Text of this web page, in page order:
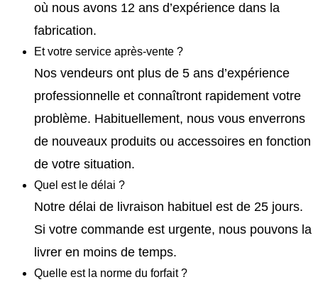
où nous avons 12 ans d’expérience dans la
fabrication.
Et votre service après-vente ?
Nos vendeurs ont plus de 5 ans d’expérience
professionnelle et connaîtront rapidement votre
problème. Habituellement, nous vous enverrons
de nouveaux produits ou accessoires en fonction
de votre situation.
Quel est le délai ?
Notre délai de livraison habituel est de 25 jours.
Si votre commande est urgente, nous pouvons la
livrer en moins de temps.
Quelle est la norme du forfait ?